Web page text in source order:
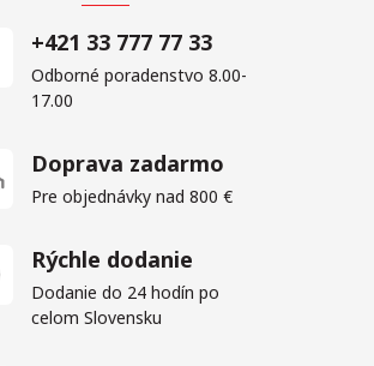
+421 33 777 77 33
Odborné poradenstvo 8.00-
17.00
Doprava zadarmo
Pre objednávky nad 800 €
Rýchle dodanie
Dodanie do 24 hodín po
celom Slovensku